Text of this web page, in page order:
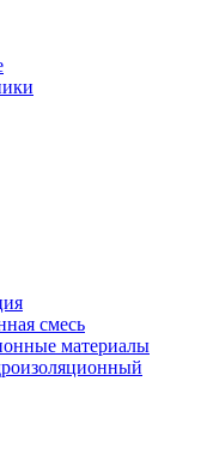
смесь
материалы